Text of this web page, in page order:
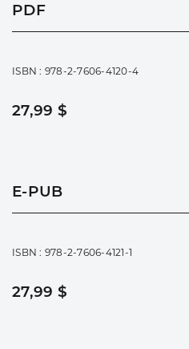
PDF
ISBN : 978-2-7606-4120-4
27,99 $
E-PUB
ISBN : 978-2-7606-4121-1
27,99 $